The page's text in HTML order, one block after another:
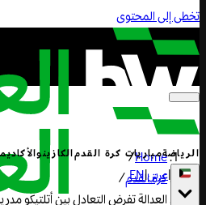
تخطى إلى المحتوى
الرياضةمباريات كرة القدمالكازينو
|عربي|
EN
Home
/
كرة القدم/
العدالة تفرض التعادل بين أتلتيكو